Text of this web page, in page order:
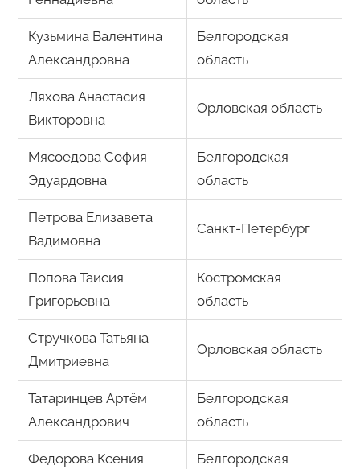
Кузьмина Валентина
Александровна
Белгородская
область
Ляхова Анастасия
Викторовна
Орловская область
Мясоедова София
Эдуардовна
Белгородская
область
Петрова Елизавета
Вадимовна
Санкт-Петербург
Попова Таисия
Григорьевна
Костромская
область
Стручкова Татьяна
Дмитриевна
Орловская область
Татаринцев Артём
Александрович
Белгородская
область
Федорова Ксения
Белгородская